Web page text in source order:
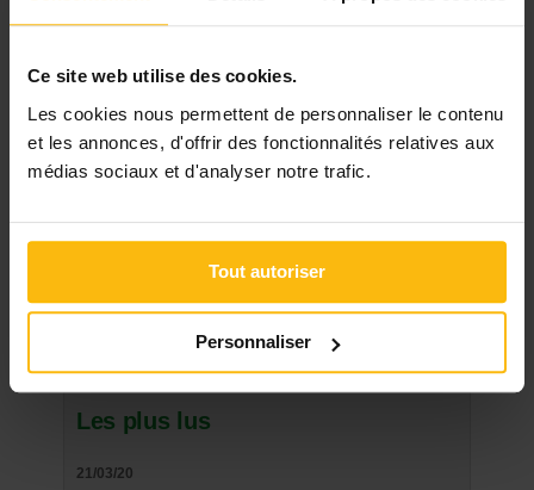
Ce site web utilise des cookies.
Les cookies nous permettent de personnaliser le contenu
et les annonces, d'offrir des fonctionnalités relatives aux
médias sociaux et d'analyser notre trafic.
Tout autoriser
Personnaliser
Rechercher
DU SECTEUR ENFANCE, JEUNESSE
Les plus lus
21/03/20